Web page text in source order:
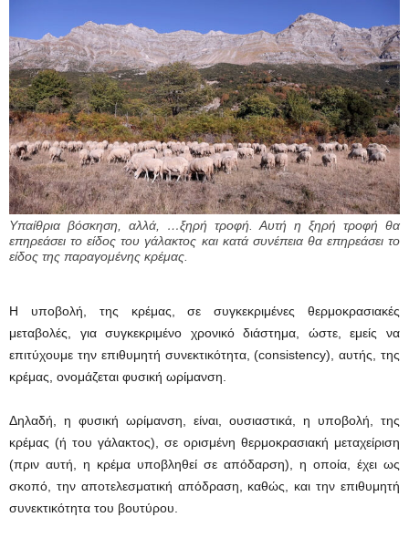
Υπαίθρια βόσκηση, αλλά, …ξηρή τροφή. Αυτή η ξηρή τροφή θα
επηρεάσει το είδος του γάλακτος και κατά συνέπεια θα επηρεάσει το
είδος της παραγομένης κρέμας.
Η υποβολή, της κρέμας, σε συγκεκριμένες θερμοκρασιακές
μεταβολές, για συγκεκριμένο χρονικό διάστημα, ώστε, εμείς να
επιτύχουμε την επιθυμητή συνεκτικότητα, (consistency), αυτής, της
κρέμας, ονομάζεται φυσική ωρίμανση.
Δηλαδή, η φυσική ωρίμανση, είναι, ουσιαστικά, η υποβολή, της
κρέμας (ή του γάλακτος), σε ορισμένη θερμοκρασιακή μεταχείριση
(πριν αυτή, η κρέμα υποβληθεί σε απόδαρση), η οποία, έχει ως
σκοπό, την αποτελεσματική απόδραση, καθώς, και την επιθυμητή
συνεκτικότητα του βουτύρου.